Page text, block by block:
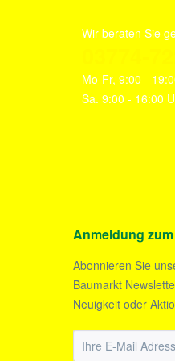
Wir beraten Sie
Mo-Fr, 9:00 -
Sa. 9:00 - 16:00
Anmeldung
Abonnieren Sie
Baumarkt
Neuigkeit oder